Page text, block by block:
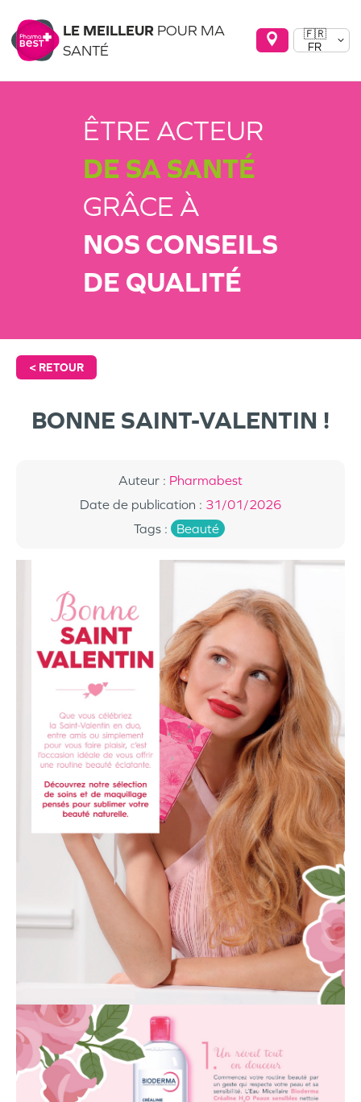
LE MEILLEUR POUR MA
SANTÉ
🇫🇷
FR
ÊTRE ACTEUR
DE SA SANTÉ
GRÂCE À
NOS CONSEILS
DE QUALITÉ
< RETOUR
BONNE SAINT-VALENTIN !
Auteur : Pharmabest
Date de publication : 31/01/2026
Tags: Beauté